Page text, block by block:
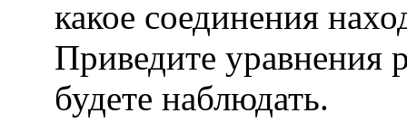
какое соединения
Приведите уравнения
будете наблюдать.